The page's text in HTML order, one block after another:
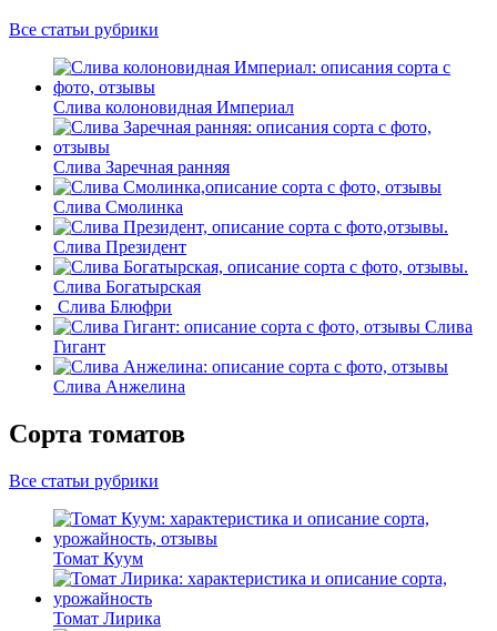
Все статьи рубрики
Слива колоновидная Империал
Слива Заречная ранняя
Слива Смолинка
Слива Президент
Слива Богатырская
Слива Блюфри
Слива
Гигант
Слива Анжелина
Сорта томатов
Все статьи рубрики
Томат Куум
Томат Лирика